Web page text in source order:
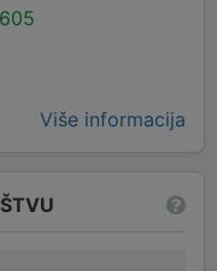
Više informacija